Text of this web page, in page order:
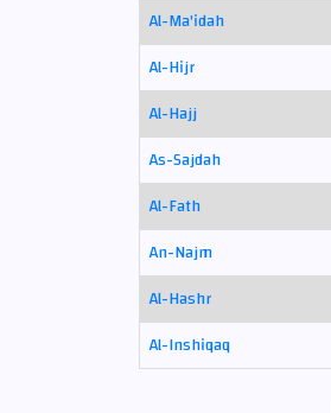
Al-Ma'idah
Al-Hijr
Al-Hajj
As-Sajdah
Al-Fath
An-Najm
Al-Hashr
Al-Inshiqaq